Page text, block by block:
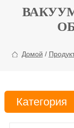
Домой /
Категория